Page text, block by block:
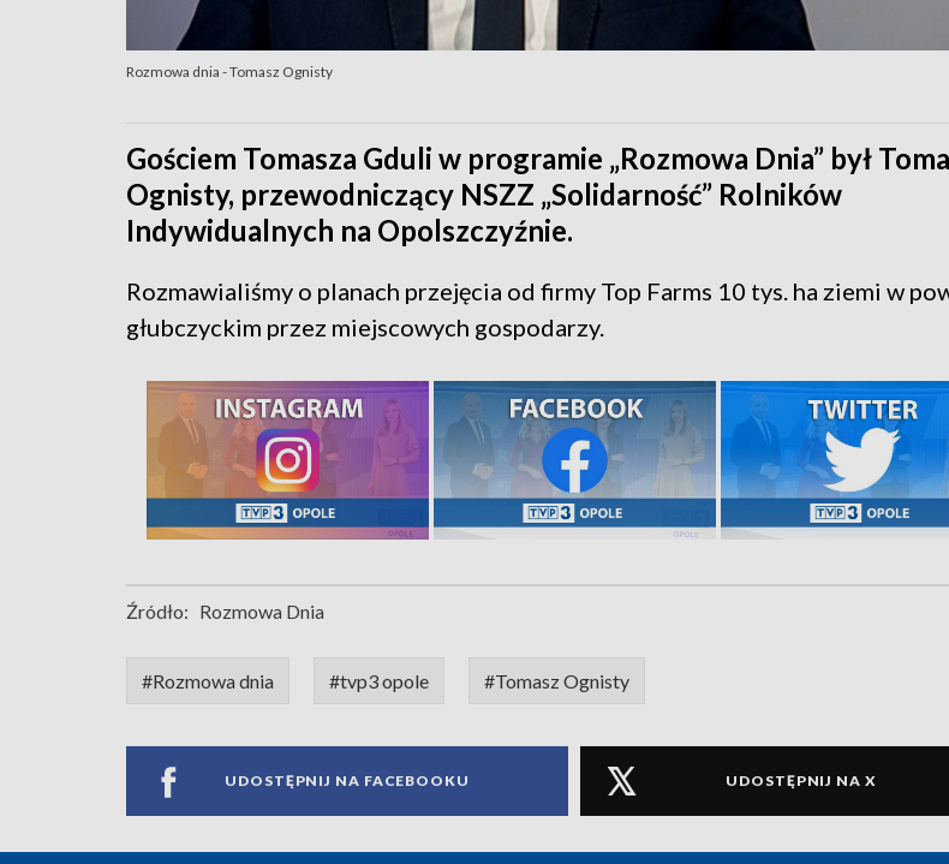
Rozmowa dnia - Tomasz Ognisty
Gościem Tomasza Gduli w programie „Rozmowa Dnia” był
Ognisty, przewodniczący NSZZ „Solidarność” Rolników
Indywidualnych na Opolszczyźnie.
Rozmawialiśmy o planach przejęcia od firmy Top Farms 10 tys. ha ziemi w
głubczyckim przez miejscowych gospodarzy.
Źródło: Rozmowa Dnia
#Rozmowa dnia #tvp3 opole #Tomasz Ognisty
UDOSTĘPNIJ NA FACEBOOKU UDOSTĘPNIJ NA X